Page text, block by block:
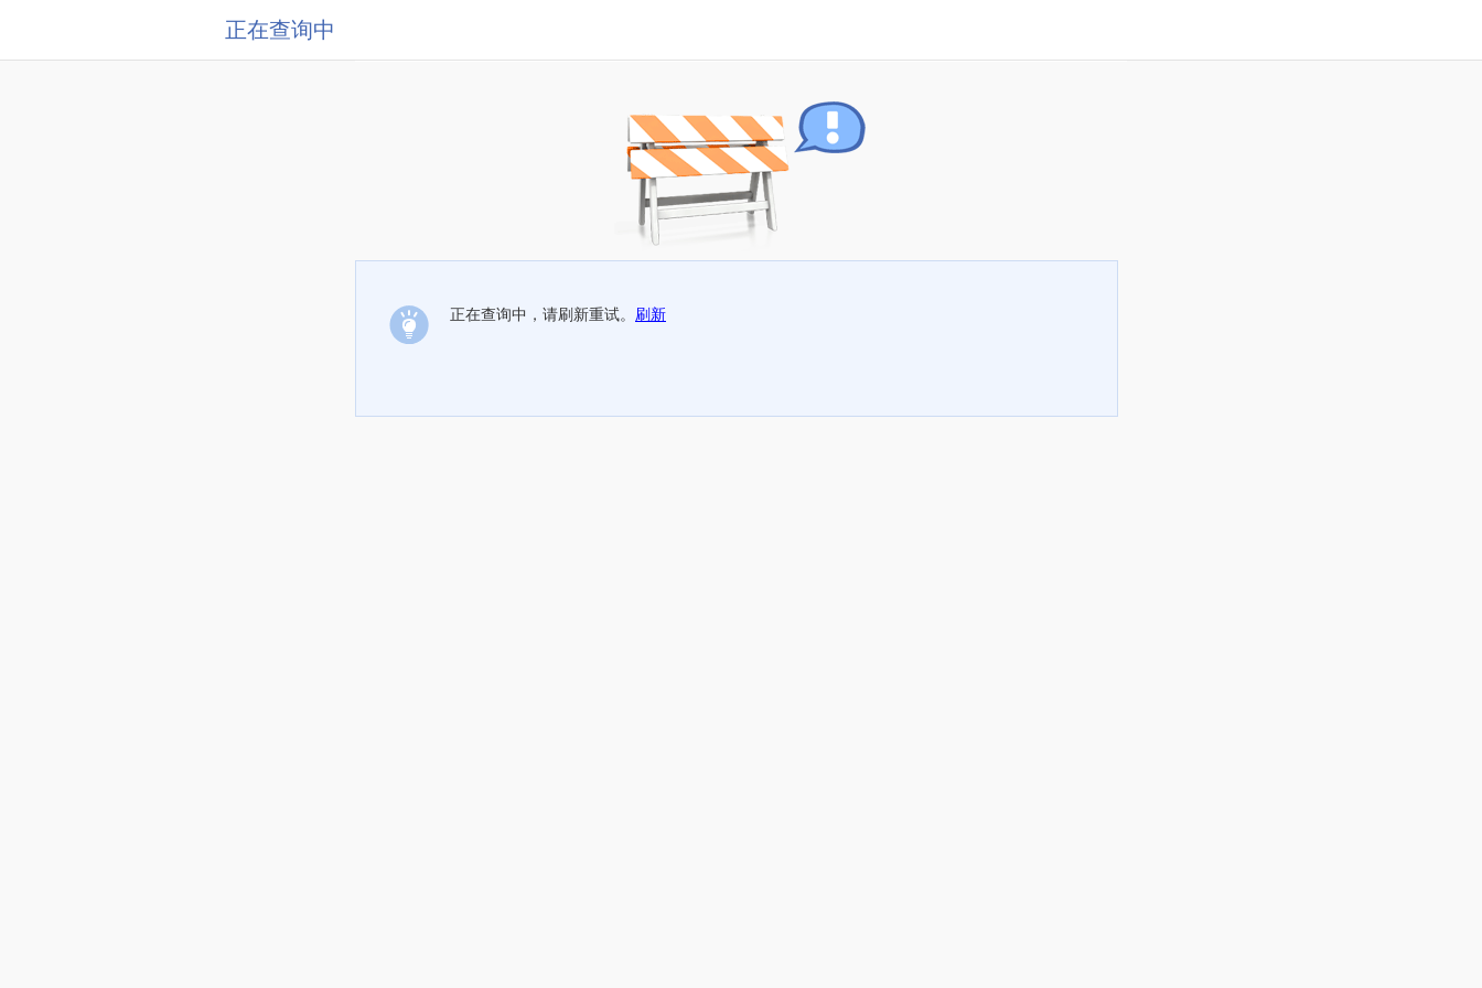
正在查询中
正在查询中，请刷新重试。 刷新